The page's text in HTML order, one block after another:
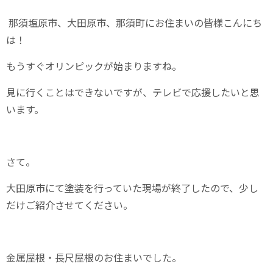
那須塩原市、大田原市、那須町にお住まいの皆様こんにち
は！
もうすぐオリンピックが始まりますね。
見に行くことはできないですが、テレビで応援したいと思
います。
さて。
大田原市にて塗装を行っていた現場が終了したので、少し
だけご紹介させてください。
金属屋根・長尺屋根のお住まいでした。